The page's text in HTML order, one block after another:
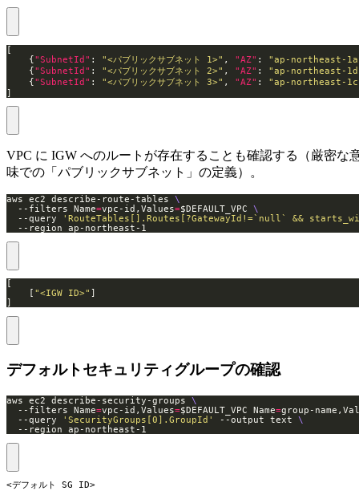
    {
"SubnetId" : "<パブリックサブネット 1>" , "AZ" : "ap-northeast-
    {
"SubnetId" : "<パブリックサブネット 2>" , "AZ" : "ap-northeast-
    {
"SubnetId" : "<パブリックサブネット 3>" , "AZ" : "ap-northeast-
]
VPC に IGW へのルートが存在することも確認する（厳密な
味での「パブリックサブネット」の定義）。
aws ec2 describe-route-tables
  --filters Name
=vpc-id,Values=$DEFAULT_VPC
  --query
'RouteTables[].Routes[?GatewayId!=`null` &&
  --region ap-northeast-1
"<IGW ID>"
デフォルトセキュリティグループの確認
aws ec2 describe-security-groups
  --filters Name
=vpc-id,Values=$DEFAULT_VPC Name=group-
  --query
'SecurityGroups[0].GroupId' --output text
  --region ap-northeast-1
<デフォルト SG ID>